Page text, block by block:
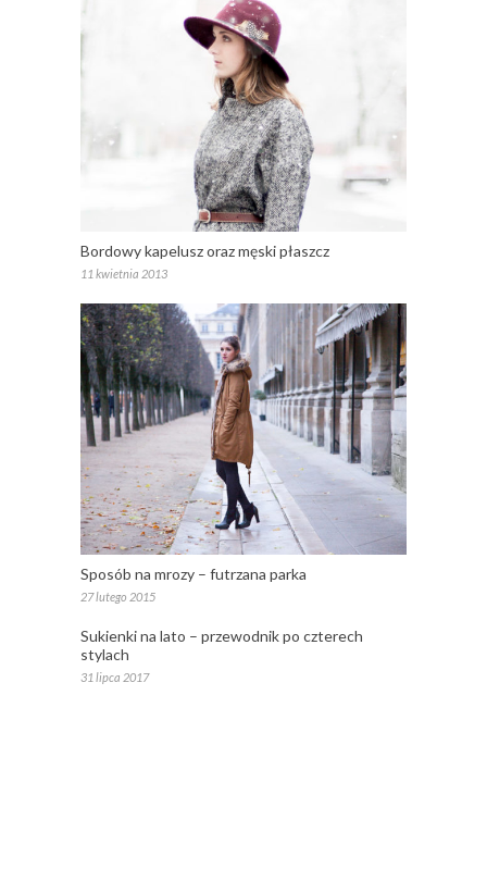
Bordowy kapelusz oraz męski płaszcz
11 kwietnia 2013
Sposób na mrozy – futrzana parka
27 lutego 2015
Sukienki na lato – przewodnik po czterech
stylach
31 lipca 2017